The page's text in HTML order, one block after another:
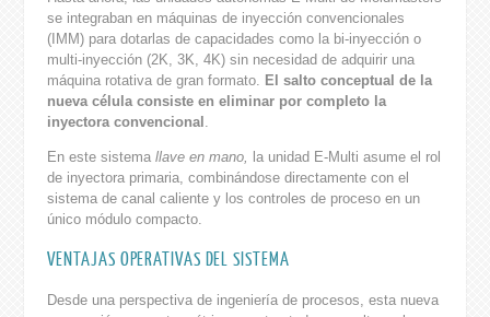
se integraban en máquinas de inyección convencionales
(IMM) para dotarlas de capacidades como la bi-inyección o
multi-inyección (2K, 3K, 4K) sin necesidad de adquirir una
máquina rotativa de gran formato.
El salto conceptual de la
nueva célula consiste en eliminar por completo la
inyectora convencional
En este sistema llave en mano,
la unidad E-Multi asume el rol
de inyectora primaria, combinándose directamente con el
sistema de canal caliente y los controles de proceso en un
único módulo compacto.
VENTAJAS OPERATIVAS DEL SISTEMA
Desde una perspectiva de ingeniería de procesos, esta nueva